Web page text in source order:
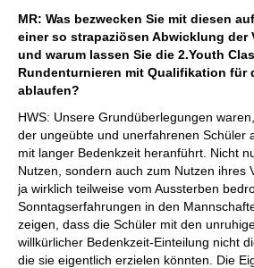
MR: Was bezwecken Sie mit diesen
einer so strapaziösen Abwicklung der
und warum lassen Sie die 2.Youth
Rundenturnieren mit Qualifikation für
ablaufen?
HWS: Unsere Grundüberlegungen
der ungeübte und unerfahrenen Schüler
mit langer Bedenkzeit heranführt. Nicht
Nutzen, sondern auch zum Nutzen ihres
ja wirklich teilweise vom Aussterben
Sonntagserfahrungen in den
zeigen, dass die Schüler mit den
willkürlicher Bedenkzeit-Einteilung nicht
die sie eigentlich erzielen könnten. Die